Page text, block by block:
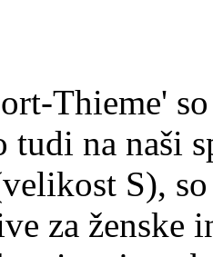
Thieme'
tudi na naši
S),
za